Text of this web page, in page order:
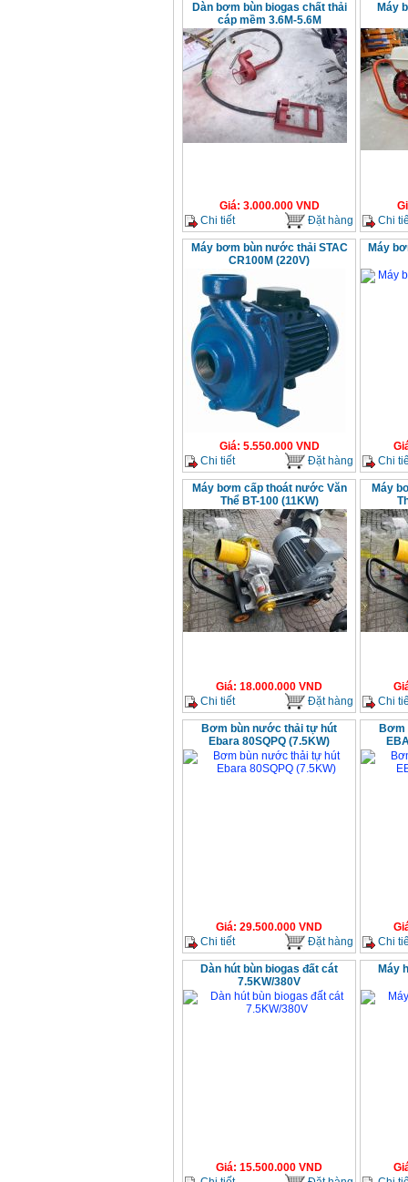
Dàn bơm bùn biogas chất thải
cáp mềm 3.6M-5.6M
Giá: 3.000.000VND
Chi tiết
Đặt hàng
Máy
Chi
Máy bơm bùn nước thải STAC
CR100M (220V)
Giá: 5.550.000VND
Chi tiết
Đặt hàng
Máy
Chi
Máy bơm cấp thoát nước Văn
Thể BT-100 (11KW)
Giá: 18.000.000 VND
Chi tiết
Đặt hàng
Máy
Chi
Bơm bùn nước thải tự hút
Ebara 80SQPQ (7.5KW)
Giá: 29.500.000 VND
Chi tiết
Đặt hàng
Bơm
Chi
Dàn hút bùn biogas đất cát
7.5KW/380V
Giá: 15.500.000 VND
Máy